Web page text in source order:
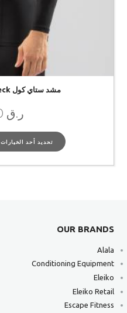
مشد ستاي كول V-Neck كم طويل رجالي
ر.ق
تحديد أحد الخيارات
OUR BRANDS
Alala
Conditioning Equipment
Eleiko
Eleiko Retail
Escape Fitness